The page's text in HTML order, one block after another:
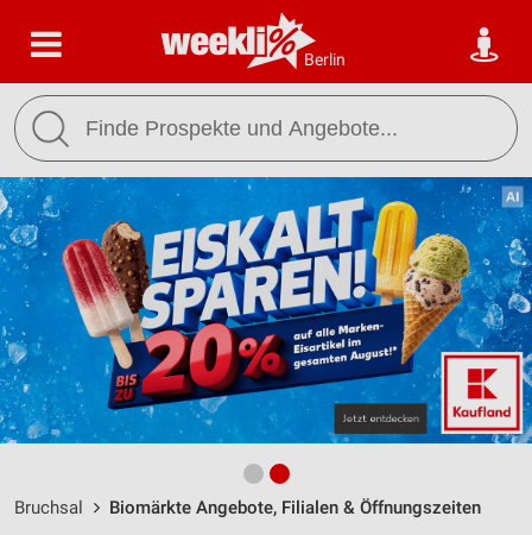
Berlin
Bruchsal Biomärkte Angebote, Filialen & Öffnungszeiten